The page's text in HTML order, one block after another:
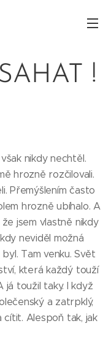
!
nikdy nechtěl.
hrozně rozčilovali.
Přemýšlením často
hrozně ubíhalo. A
jsem vlastně nikdy
neviděl možná
Tam venku. Svět
která každý touží
já toužil taky. I když
a zatrpklý,
Alespoň tak, jak